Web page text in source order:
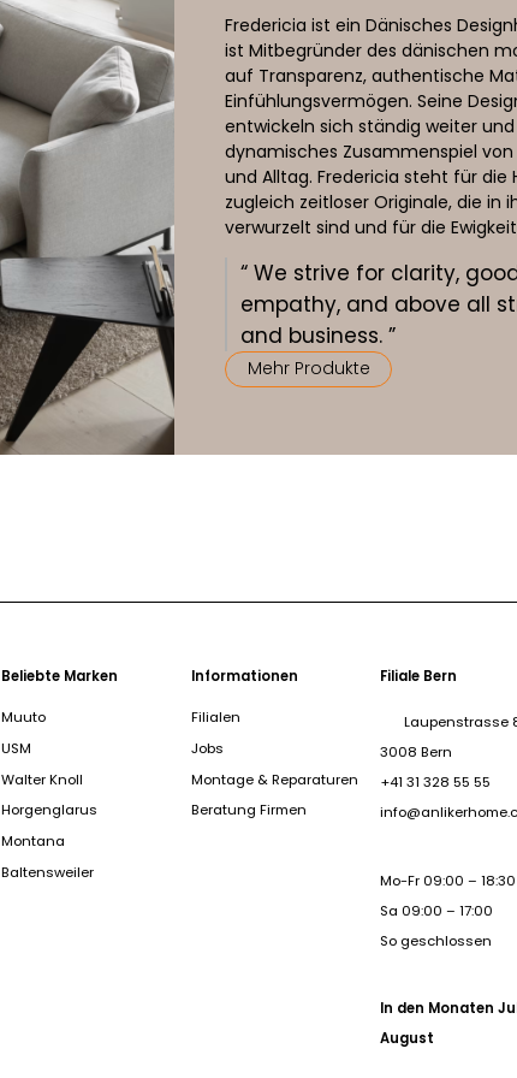
Fredericia ist ein Dänisches
ist Mitbegründer des dänischen
auf Transparenz, authentische
Einfühlungsvermögen. Seine
entwickeln sich ständig weiter
dynamisches Zusammenspiel
und Alltag. Fredericia steht für die
zugleich zeitloser Originale, die in
verwurzelt sind und für die
“ We strive for clarity,
empathy, and above all
and business. ”
Mehr Produkte
Beliebte Marken
Muuto
USM
Walter Knoll
Horgenglarus
Montana
Baltensweiler
Informationen
Filialen
Jobs
Montage & Reparaturen
Beratung Firmen
Filiale Bern
Laupenstrasse
3008 Bern
+41 31 328 55 55
Mo-Fr 09:00 – 18:30
Sa 09:00 – 17:00
So geschlossen
In den Monaten
August